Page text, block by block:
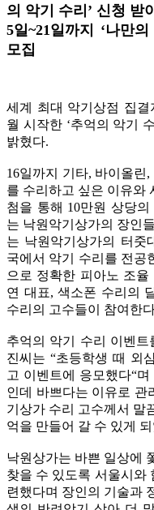
의 악기 수리’ 신청 받
5일~21일까지 ‘나만
모집
세계 최대 악기상점 집
월 시작한 ‘추억의 악기
밝혔다.
16일까지 기타, 바이올린
를 수리하고 싶은 이유와
첨을 통해 10만원 상당
는 낙원악기상가의 장인
는 낙원악기상가의 터줏
국에서 악기 수리를 전공
으로 정확한 피아노 조율
연 대표, 색소폰 수리의
수리의 고수들이 참여한
추억의 악기 수리 이벤
진씨는 “초등학생 때 외
고 이벤트에 응모했다“
인데 바쁘다는 이유로 관
기상가 수리 고수께서 말
억을 만들어 갈 수 있게
낙원상가는 바쁜 일상에
찾을 수 있도록 서울시와
련했다며 장인의 기술과